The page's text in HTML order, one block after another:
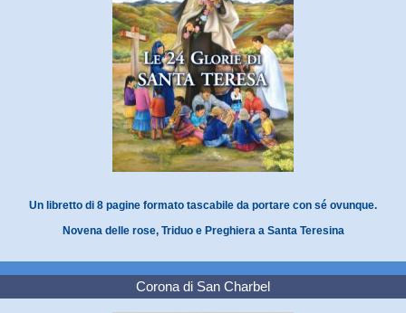
Un libretto di 8 pagine formato tascabile da portare con sé ovunque.
Novena delle rose, Triduo e Preghiera a Santa Teresina
Corona di San Charbel